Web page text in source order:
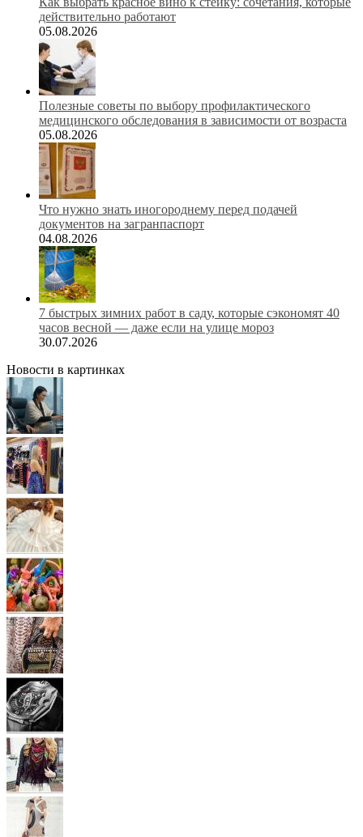
действительно работают
05.08.2026
Полезные советы по выбору профилактического
медицинского обследования в зависимости от возраста
05.08.2026
Что нужно знать иногороднему перед подачей
документов на загранпаспорт
04.08.2026
7 быстрых зимних работ в саду, которые сэкономят 40
часов весной — даже если на улице мороз
30.07.2026
Новости в картинках